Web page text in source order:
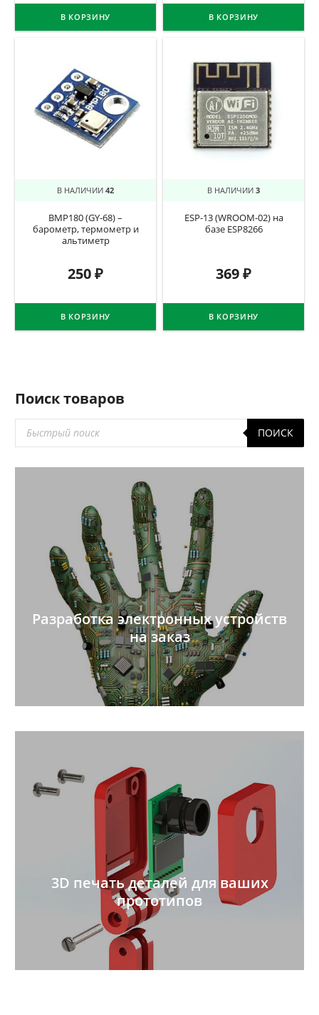
В КОРЗИНУ В КОРЗИНУ
В НАЛИЧИИ 42
BMP180 (GY-68) –
барометр, термометр и
альтиметр
250₽
В КОРЗИНУ
В НАЛИЧИИ 3
ESP-13 (WROOM-02) на
базе ESP8266
369₽
В КОРЗИНУ
Поиск товаров
товаров
ПОИСК
Разработка электронных устройств
на заказ
3D печать деталей для ваших
прототипов